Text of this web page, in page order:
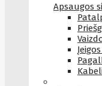
Apsaugos